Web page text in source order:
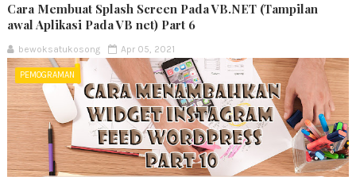
Cara Membuat Splash Screen Pada VB.NET (Tampilan
awal Aplikasi Pada VB net) Part 6
bewoksatukosong Apr 05, 2021
PEMOGRAMAN